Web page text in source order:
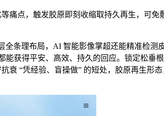
点，触发胶原即刻收缩取持久再生，可免
条理布局，AI 智能影像掌超还能精准检测
获得平安、高效、持久的回应。锁定松垂
衰 “凭经验、盲操做” 的短处，胶原再生形